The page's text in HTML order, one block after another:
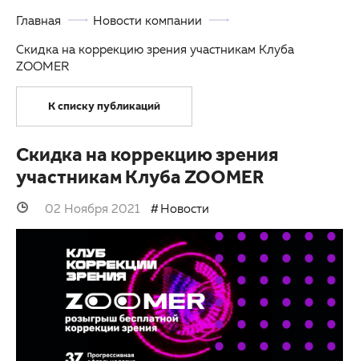
Партнерам
Закупки
Другие заболевания глаз
Детская офтальмология
Главная
Новости компании
Скидка на коррекцию зрения участникам Клуба
ZOOMER
К списку публикаций
Скидка на коррекцию зрения
участникам Клуба ZOOMER
02 Ноября 2021 Новости